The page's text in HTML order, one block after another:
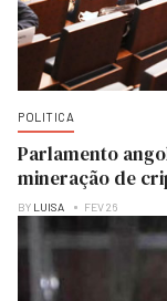
POLITICA
Parlamento
mineração de
BY LUISA FEV 26